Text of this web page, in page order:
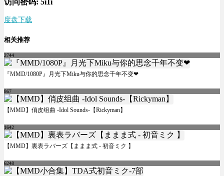
度盘下载
相关推荐
2744
『MMD/1080P』月光下Miku与你的思念千年不变❤
867
【MMD】俏皮组曲 -Idol Sounds-【Rickyman】
1642
【MMD】裏表ラバーズ【ままま式 - 初音ミク 】
6248